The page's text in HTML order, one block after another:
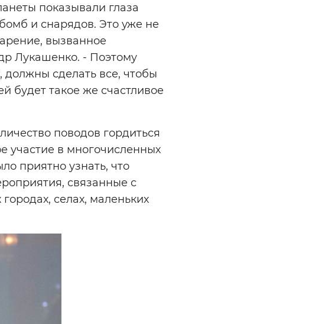
показывали глаза
и снарядов. Это уже не
вызванное
Лукашенко. - Поэтому
должны сделать все, чтобы
будет такое же счастливое
поводов гордиться
участие в многочисленных
приятно узнать, что
связанные с
селах, маленьких